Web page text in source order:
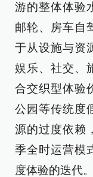
游的整体体验
邮轮、房车自
于从设施与资
娱乐、社交、
合交织型体验
公园等传统度
源的过度依赖
季全时运营模
度体验的迭代。